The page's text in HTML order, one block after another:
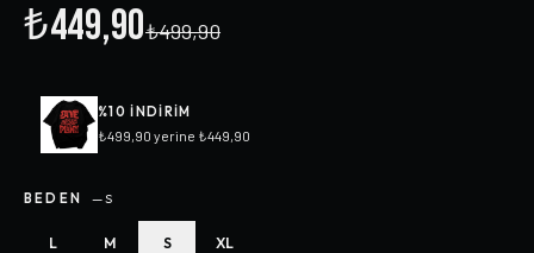
₺449,90₺499,90
%10 INDIRIM
₺499,90 yerine ₺449,90
BEDEN —S
L M S XL